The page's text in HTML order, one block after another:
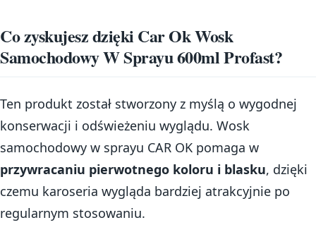
Co zyskujesz dzięki Car Ok Wosk
Samochodowy W Sprayu 600ml Profast?
Ten produkt został stworzony z myślą o wygodnej
konserwacji i odświeżeniu wyglądu. Wosk
samochodowy w sprayu CAR OK pomaga w
przywracaniu pierwotnego koloru i blasku, dzięki
czemu karoseria wygląda bardziej atrakcyjnie po
regularnym stosowaniu.